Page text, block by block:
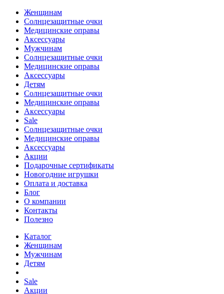
Женщинам
Солнцезащитные очки
Медицинские оправы
Аксессуары
Мужчинам
Солнцезащитные очки
Медицинские оправы
Аксессуары
Детям
Солнцезащитные очки
Медицинские оправы
Аксессуары
Sale
Солнцезащитные очки
Медицинские оправы
Аксессуары
Акции
Подарочные сертификаты
Новогодние игрушки
Оплата и доставка
Блог
О компании
Контакты
Полезно
Каталог
Женщинам
Мужчинам
Детям
Sale
Акции